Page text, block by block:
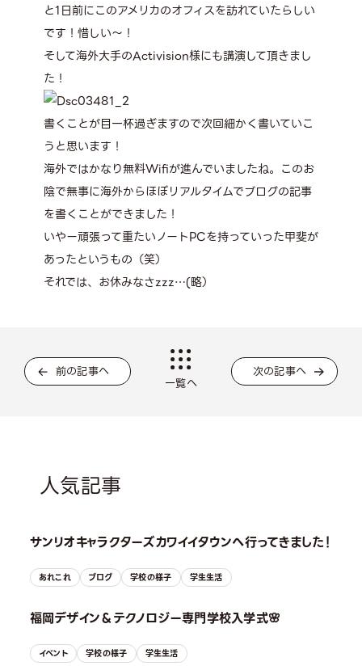
と1日前にこのアメリカのオフィスを訪れていたらしい
です！惜しい〜！
そして海外大手のActivision様にも講演して頂きまし
た！
書くことが目一杯過ぎますので次回細かく書いていこ
うと思います！
海外ではかなり無料Wifiが進んでいましたね。このお
陰で無事に海外からほぼリアルタイムでブログの記事
を書くことができました！
いやー頑張って重たいノートPCを持っていった甲斐が
あったというもの（笑）
それでは、お休みなさzzz…(略）
前の記事へ
一覧へ
次の記事へ
人気記事
サンリオキャラクターズカワイイタウンへ行ってきました！
あれこれ ブログ 学校の様子 学生生活
福岡デザイン＆テクノロジー専門学校入学式🌸
イベント 学校の様子 学生生活